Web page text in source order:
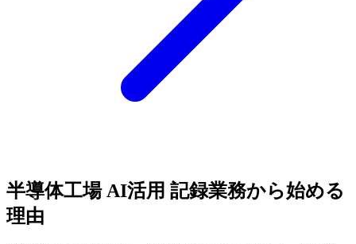
半導体工場 AI活用 記録業務から始める
理由